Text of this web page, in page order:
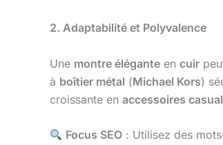
2. Adaptabilité et Polyvalence
Une montre élégante en cuir
à boîtier métal (Michael Kors)
croissante en accessoires
Focus SEO : Utilisez des